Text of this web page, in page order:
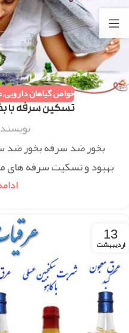
خواص گیاهان دارویی,
تسکین سرفه با
بخور ضد سرفه بخور ضد
بهبود و تسکیت سرفه های
13
اردیبهشت